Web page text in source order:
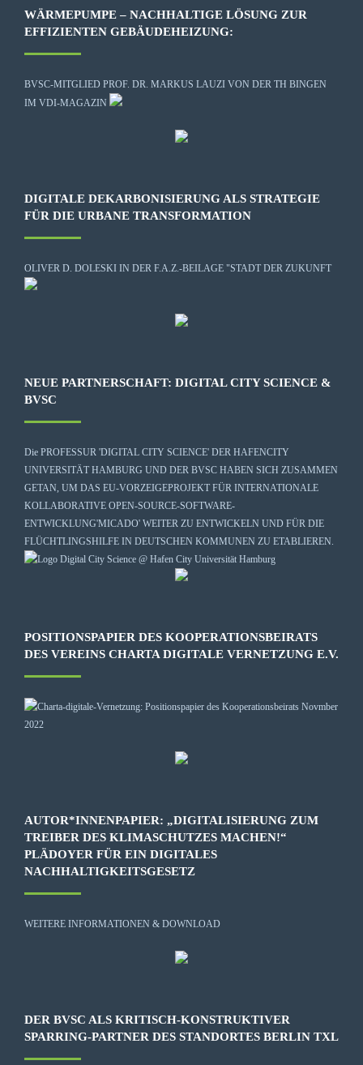
WÄRMEPUMPE – NACHHALTIGE LÖSUNG ZUR
EFFIZIENTEN GEBÄUDEHEIZUNG:
BVSC-MITGLIED PROF. DR. MARKUS LAUZI VON DER TH BINGEN
IM VDI-MAGAZIN
DIGITALE DEKARBONISIERUNG ALS STRATEGIE
FÜR DIE URBANE TRANSFORMATION
OLIVER D. DOLESKI IN DER F.A.Z.-BEILAGE "STADT DER ZUKUNFT
NEUE PARTNERSCHAFT: DIGITAL CITY SCIENCE &
BVSC
Die PROFESSUR 'DIGITAL CITY SCIENCE' DER HAFENCITY
UNIVERSITÄT HAMBURG UND DER BVSC HABEN SICH ZUSAMMEN
GETAN, UM DAS EU-VORZEIGEPROJEKT FÜR INTERNATIONALE
KOLLABORATIVE OPEN-SOURCE-SOFTWARE-
ENTWICKLUNG'MICADO' WEITER ZU ENTWICKELN UND FÜR DIE
FLÜCHTLINGSHILFE IN DEUTSCHEN KOMMUNEN ZU ETABLIEREN.
POSITIONSPAPIER DES KOOPERATIONSBEIRATS
DES VEREINS CHARTA DIGITALE VERNETZUNG E.V.
AUTOR*INNENPAPIER: „DIGITALISIERUNG ZUM
TREIBER DES KLIMASCHUTZES MACHEN!“
PLÄDOYER FÜR EIN DIGITALES
NACHHALTIGKEITSGESETZ
WEITERE INFORMATIONEN & DOWNLOAD
DER BVSC ALS KRITISCH-KONSTRUKTIVER
SPARRING-PARTNER DES STANDORTES BERLIN TXL